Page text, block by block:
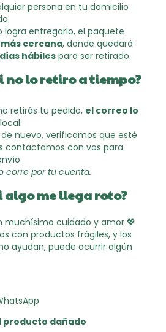
persona en tu domicilio
logra entregarlo, el paquete
cercana, donde quedará
hábiles para ser retirado.
no lo retiro a tiempo?
retirás tu pedido, el correo lo
nuevo, verificamos que esté
contactamos con vos para
corre por tu cuenta.
algo me llega roto?
muchísimo cuidado y amor 💖
con productos frágiles, y los
ayudan, puede ocurrir algún
producto dañado